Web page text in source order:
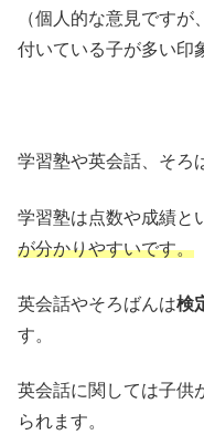
（個人的な意見です
付いている子が多い印
学習塾や英会話、そろ
学習塾は点数や成績と
が分かりやすいです。
英会話やそろばんは検
す。
英会話に関しては子供
られます。